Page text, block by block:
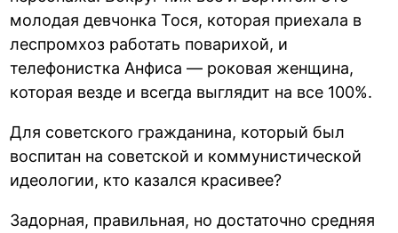
молодая девчонка Тося, которая приехала в
леспромхоз работать поварихой, и
телефонистка Анфиса — роковая женщина,
которая везде и всегда выглядит на все 100%.
Для советского гражданина, который был
воспитан на советской и коммунистической
идеологии, кто казался красивее?
Задорная, правильная, но достаточно средняя